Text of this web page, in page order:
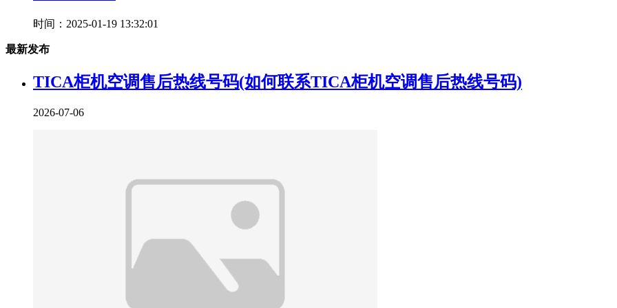
时间：2025-01-19 13:32:01
最新发布
TICA柜机空调售后热线号码(如何联系TICA柜机空调售后热线号码)
2026-07-06